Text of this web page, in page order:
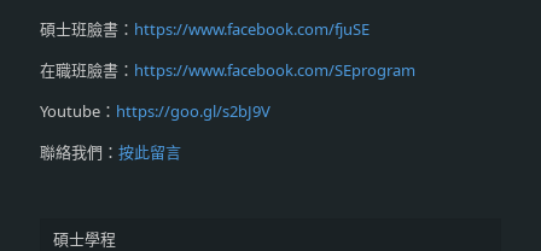
碩士班臉書： https://www.facebook.com/fjuSE
在職班臉書： https://www.facebook.com/SEprogram
Youtube： https://goo.gl/s2bJ9V
聯絡我們： 按此留言
碩士學程